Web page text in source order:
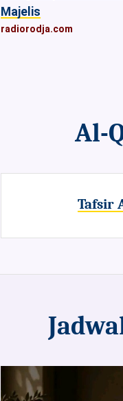
Majelis
radiorodja.com
Al-
Tafsir